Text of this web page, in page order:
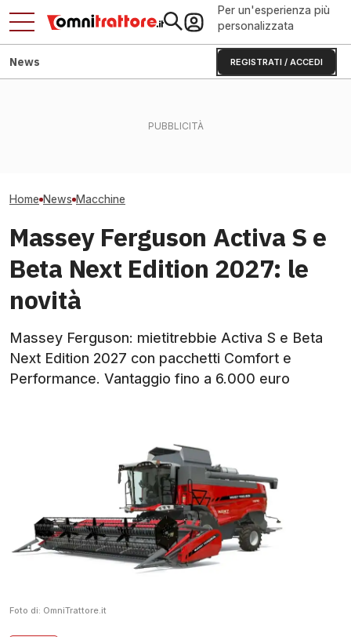
Per un'esperienza più
personalizzata
REGISTRATI / ACCEDI
News
Home News Macchine
Massey Ferguson Activa S e
Beta Next Edition 2027: le
novità
Massey Ferguson: mietitrebbie Activa S e Beta
Next Edition 2027 con pacchetti Comfort e
Performance. Vantaggio fino a 6.000 euro
Foto di: OmniTrattore.it